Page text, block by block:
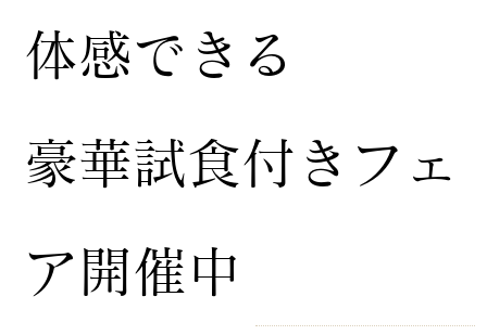
体感できる
豪華試食付きフェ
ア開催中